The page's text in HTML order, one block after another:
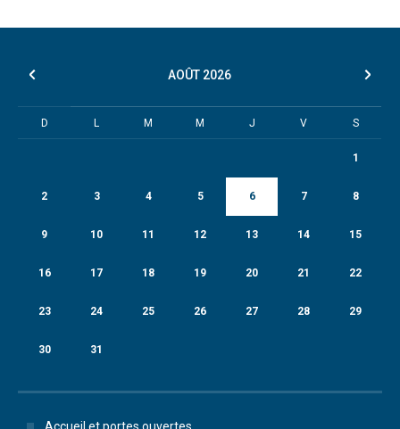
AOÛT 2026
D L M M J V S
1
2 3 4 5 6 7 8
9 10 11 12 13 14 15
16 17 18 19 20 21 22
23 24 25 26 27 28 29
30 31